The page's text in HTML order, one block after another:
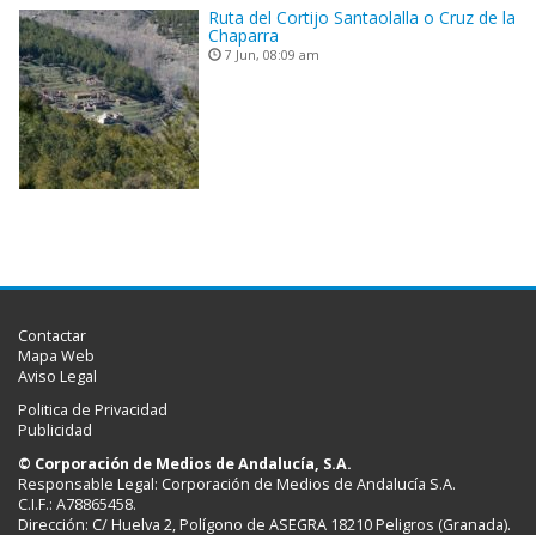
Ruta del Cortijo Santaolalla o Cruz de la
Chaparra
7 Jun, 08:09 am
Contactar
Mapa Web
Aviso Legal
Politica de Privacidad
Publicidad
© Corporación de Medios de Andalucía, S.A.
Responsable Legal: Corporación de Medios de Andalucía S.A.
C.I.F.: A78865458.
Dirección: C/ Huelva 2, Polígono de ASEGRA 18210 Peligros (Granada).